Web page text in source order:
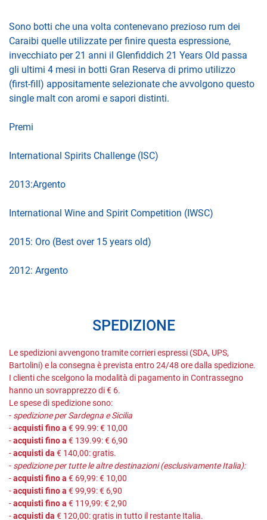
Sono botti che una volta contenevano prezioso rum dei
Caraibi quelle utilizzate per finire questa espressione,
invecchiato per 21 anni il Glenfiddich 21 Years Old passa
gli ultimi 4 mesi in botti Gran Reserva di primo utilizzo
(first-fill) appositamente selezionate che avvolgono questo
single malt con aromi e sapori distinti.
Premi
International Spirits Challenge (ISC)
2013:Argento
International Wine and Spirit Competition (IWSC)
2015: Oro (Best over 15 years old)
2012: Argento
SPEDIZIONE
Le spedizioni avvengono tramite corrieri espressi (SDA, UPS,
Bartolini) e la consegna è prevista entro 24/48 ore dalla spedizione.
I clienti che scelgono la modalità di pagamento in Contrassegno
hanno un sovrapprezzo di € 6.
Le spese di spedizione sono:
- spedizione per Sardegna e Sicilia
-acquisti fino a € 99.99: € 10,00
-acquisti fino a € 139.99: € 6,90
-acquisti da € 140,00: gratis.
- spedizione per tutte le altre destinazioni (esclusivamente Italia):
-acquisti fino a € 69,99: € 10,00
-acquisti fino a € 99,99: € 6,90
-acquisti fino a € 119,99: € 2,90
-acquisti da € 120,00: gratis in tutto il restante Italia.